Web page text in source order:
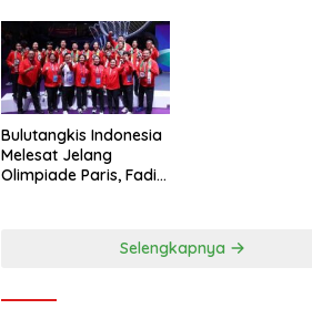
Bulutangkis Indonesia
Melesat Jelang
Olimpiade Paris, Fadil
Selengkapnya